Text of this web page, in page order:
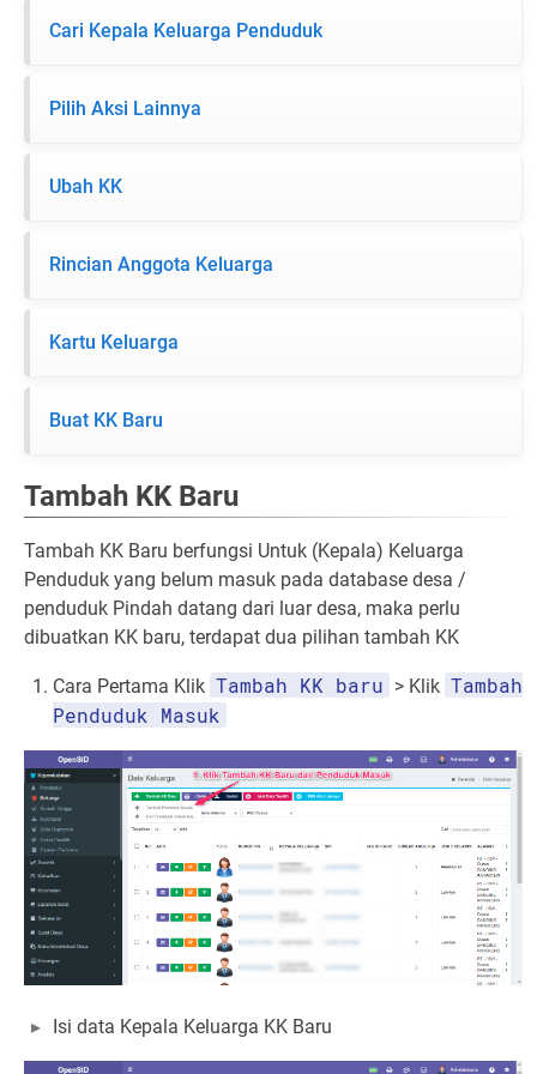
Cari Kepala Keluarga Penduduk
Pilih Aksi Lainnya
Ubah KK
Rincian Anggota Keluarga
Kartu Keluarga
Buat KK Baru
Tambah KK Baru
Tambah KK Baru berfungsi Untuk (Kepala) Keluarga
Penduduk yang belum masuk pada database desa /
penduduk Pindah datang dari luar desa, maka perlu
dibuatkan KK baru, terdapat dua pilihan tambah KK
Cara Pertama Klik Tambah KK baru > Klik Tambah
Penduduk Masuk
Isi data Kepala Keluarga KK Baru